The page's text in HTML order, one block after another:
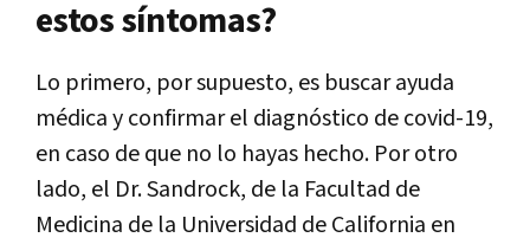
estos síntomas?
Lo primero, por supuesto, es buscar ayuda
médica y confirmar el diagnóstico de covid-19,
en caso de que no lo hayas hecho. Por otro
lado, el Dr. Sandrock, de la Facultad de
Medicina de la Universidad de California en